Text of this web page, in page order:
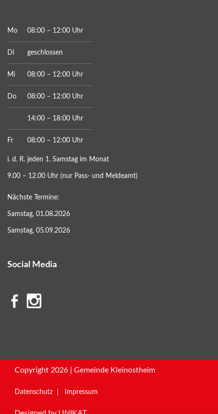
Mo 08:00 – 12:00 Uhr
Di geschlossen
Mi 08:00 – 12:00 Uhr
Do 08:00 – 12:00 Uhr
14:00 – 18:00 Uhr
Fr 08:00 – 12:00 Uhr
i. d. R. jeden 1. Samstag im Monat
9.00 – 12.00 Uhr (nur Pass- und Meldeamt)
Nächste Termine:
Samstag, 01.08.2026
Samstag, 05.09.2026
Social Media
Copyright 2026 | Gemeinde Kleinostheim
Datenschutz Impressum